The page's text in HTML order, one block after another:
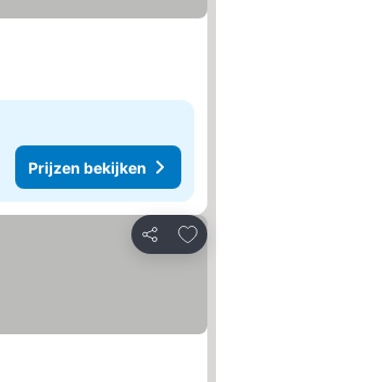
Prijzen bekijken
Delen
Toevoegen aan favorieten